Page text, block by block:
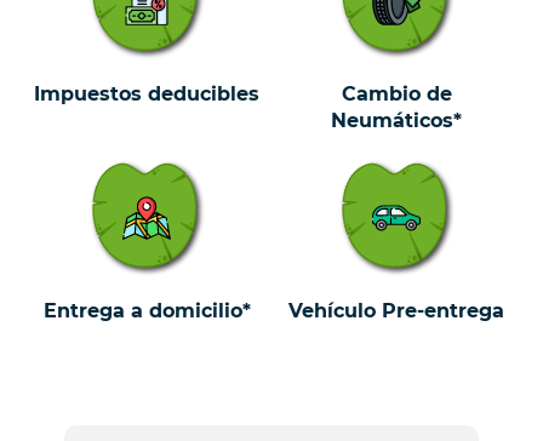
Impuestos deducibles
Cambio de
Neumáticos*
Entrega a domicilio* Vehículo Pre-entrega